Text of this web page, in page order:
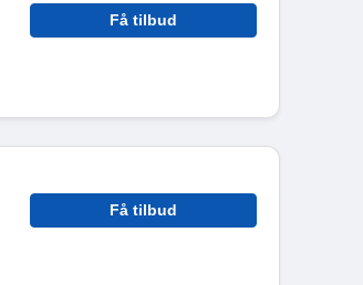
Få tilbud
Få tilbud